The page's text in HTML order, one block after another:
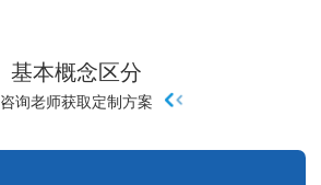
基本概念区分
咨询老师获取定制方案